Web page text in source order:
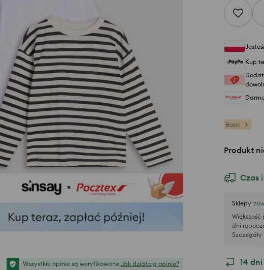
Kup
Basic
Produkt
Czas
Sklepy
dni
Szczegóły
14
Wszystkie opinie są weryfikowane.Jak działają opinie?